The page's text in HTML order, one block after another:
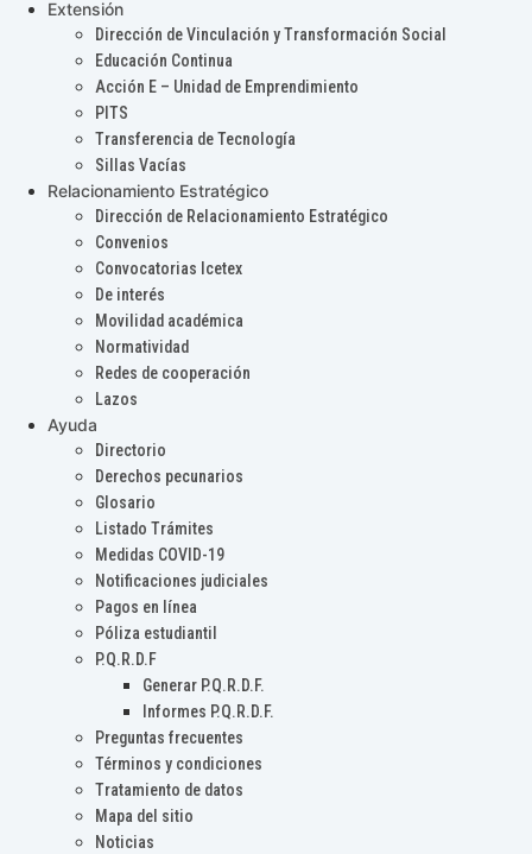
Extensión
Dirección de Vinculación y Transformación Social
Educación Continua
Acción E – Unidad de Emprendimiento
PITS
Transferencia de Tecnología
Sillas Vacías
Relacionamiento Estratégico
Dirección de Relacionamiento Estratégico
Convenios
Convocatorias Icetex
De interés
Movilidad académica
Normatividad
Redes de cooperación
Lazos
Ayuda
Directorio
Derechos pecunarios
Glosario
Listado Trámites
Medidas COVID-19
Notificaciones judiciales
Pagos en línea
Póliza estudiantil
P.Q.R.D.F
Generar P.Q.R.D.F.
Informes P.Q.R.D.F.
Preguntas frecuentes
Términos y condiciones
Tratamiento de datos
Mapa del sitio
Noticias